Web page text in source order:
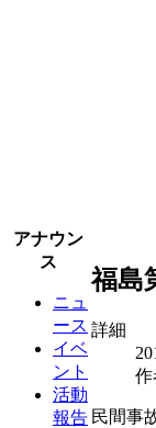
アナウン
ス
ニュ
ース
イベ
ント
活動
報告
福島
詳細
作
民間事